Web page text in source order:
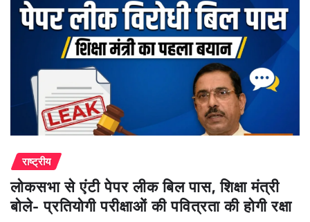
राष्ट्रीय
लोकसभा से एंटी पेपर लीक बिल पास, शिक्षा मंत्री
बोले- प्रतियोगी परीक्षाओं की पवित्रता की होगी रक्षा